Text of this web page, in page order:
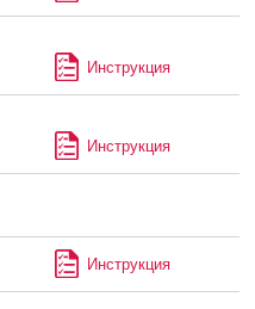
Инструкция
Инструкция
Инструкция